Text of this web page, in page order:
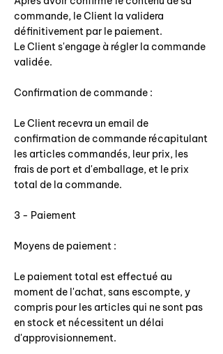
commande, le Client la validera
définitivement par le paiement.
Le Client s'engage à régler la commande
validée.
Confirmation de commande :
Le Client recevra un email de
confirmation de commande récapitulant
les articles commandés, leur prix, les
frais de port et d'emballage, et le prix
total de la commande.
3 - Paiement
Moyens de paiement :
Le paiement total est effectué au
moment de l'achat, sans escompte, y
compris pour les articles qui ne sont pas
en stock et nécessitent un délai
d'approvisionnement.